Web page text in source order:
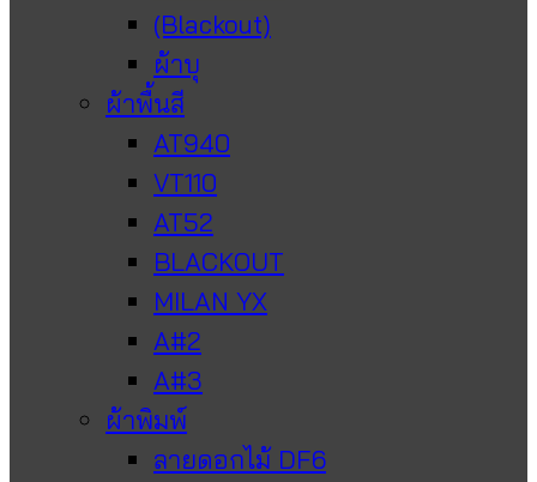
(Blackout)
ผ้าบุ
ผ้าพื้นสี
AT940
VT110
AT52
BLACKOUT
MILAN YX
A#2
A#3
ผ้าพิมพ์
ลายดอกไม้ DF6